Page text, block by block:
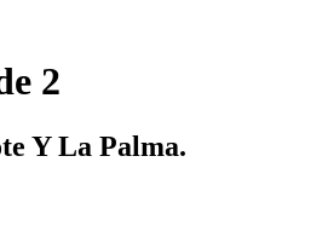
2
Y La Palma.